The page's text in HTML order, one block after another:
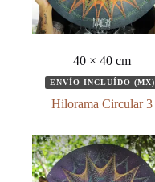
40 × 40 cm
ENVÍO INCLUÍDO (MX)
Hilorama Circular 3